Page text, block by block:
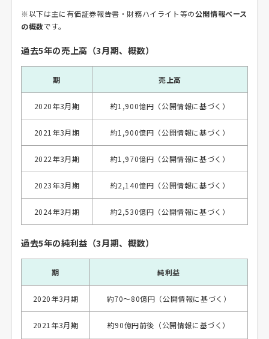
※以下は主に有価証券報告書・財務ハイライト等の公開情報ベース
の概数です。
過去5年の売上高（3月期、概数）
期 売上高
2020年3月期 約1,900億円（公開情報に基づく）
2021年3月期 約1,900億円（公開情報に基づく）
2022年3月期 約1,970億円（公開情報に基づく）
2023年3月期 約2,140億円（公開情報に基づく）
2024年3月期 約2,530億円（公開情報に基づく）
過去5年の純利益（3月期、概数）
期 純利益
2020年3月期 約70〜80億円（公開情報に基づく）
2021年3月期 約90億円前後（公開情報に基づく）